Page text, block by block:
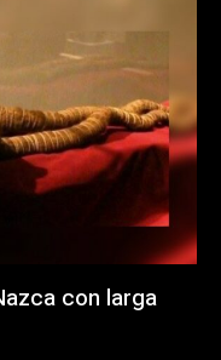
con larga